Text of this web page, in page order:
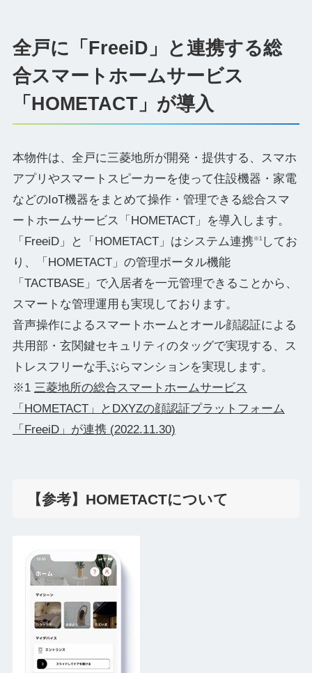
全戸に「FreeiD」と連携する総
合スマートホームサービス
「HOMETACT」が導入
本物件は、全戸に三菱地所が開発・提供する、スマホ
アプリやスマートスピーカーを使って住設機器・家電
などのIoT機器をまとめて操作・管理できる総合スマ
ートホームサービス「HOMETACT」を導入します。
「FreeiD」と「HOMETACT」はシステム連携※1してお
り、「HOMETACT」の管理ポータル機能
「TACTBASE」で入居者を一元管理できることから、
スマートな管理運用も実現しております。
音声操作によるスマートホームとオール顔認証による
共用部・玄関鍵セキュリティのタッグで実現する、ス
トレスフリーな手ぶらマンションを実現します。
※1 三菱地所の総合スマートホームサービス
「HOMETACT」とDXYZの顔認証プラットフォーム
「FreeiD」が連携 (2022.11.30)
【参考】HOMETACTについて